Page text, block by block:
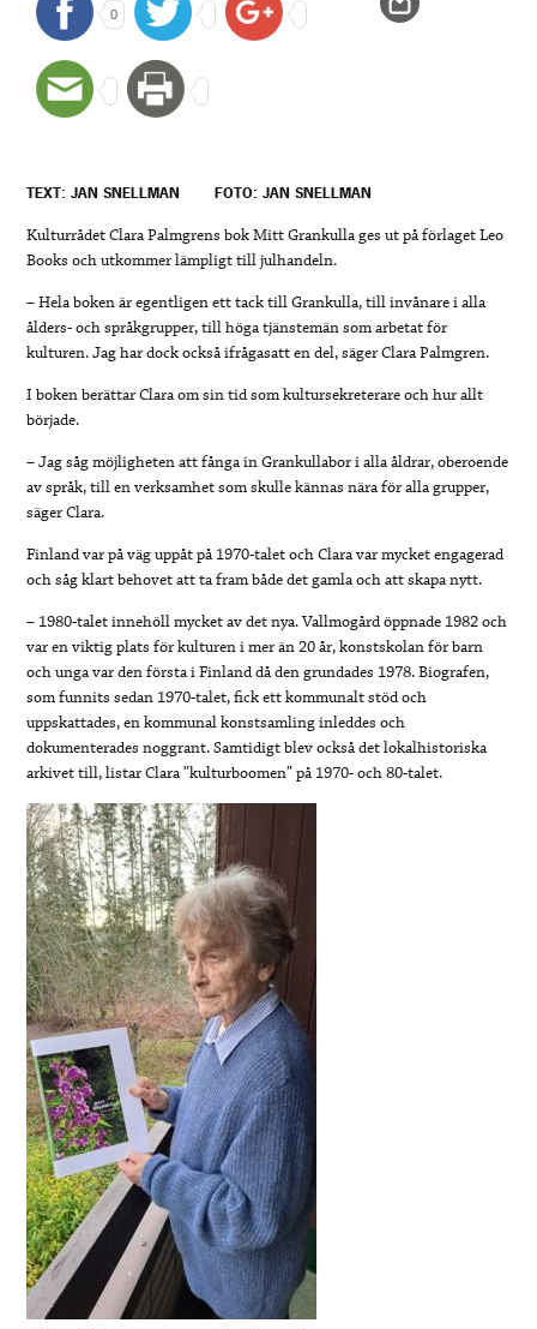
0
TEXT: JAN SNELLMAN FOTO: JAN SNELLMAN
Kulturrådet Clara Palmgrens bok Mitt Grankulla ges ut på förlaget Leo
Books och utkommer lämpligt till julhandeln.
– Hela boken är egentligen ett tack till Grankulla, till invånare i alla
ålders- och språkgrupper, till höga tjänstemän som arbetat för
kulturen. Jag har dock också ifrågasatt en del, säger Clara Palmgren.
I boken berättar Clara om sin tid som kultursekreterare och hur allt
började.
– Jag såg möjligheten att fånga in Grankullabor i alla åldrar, oberoende
av språk, till en verksamhet som skulle kännas nära för alla grupper,
säger Clara.
Finland var på väg uppåt på 1970-talet och Clara var mycket engagerad
och såg klart behovet att ta fram både det gamla och att skapa nytt.
– 1980-talet innehöll mycket av det nya. Vallmogård öppnade 1982 och
var en viktig plats för kulturen i mer än 20 år, konstskolan för barn
och unga var den första i Finland då den grundades 1978. Biografen,
som funnits sedan 1970-talet, fick ett kommunalt stöd och
uppskattades, en kommunal konstsamling inleddes och
dokumenterades noggrant. Samtidigt blev också det lokalhistoriska
arkivet till, listar Clara ”kulturboomen” på 1970- och 80-talet.